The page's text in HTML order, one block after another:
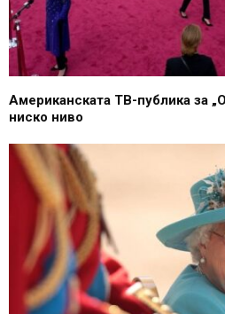
Американската ТВ-публика за
ниско ниво